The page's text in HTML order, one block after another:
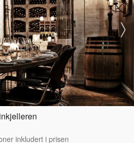
inkludert i prisen